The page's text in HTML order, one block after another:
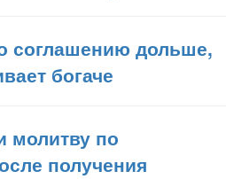
соглашению дольше,
богаче
молитву по
получения